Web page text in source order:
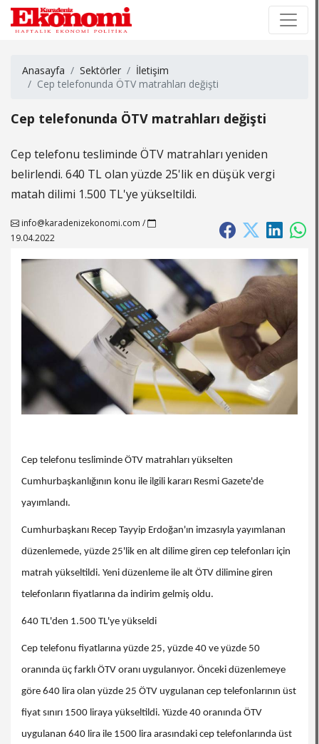
Anasayfa Sektörler
İletişim
Cep telefonunda ÖTV matrahları değişti
Cep telefonunda ÖTV matrahları değişti
Cep telefonu tesliminde ÖTV matrahları yeniden
belirlendi. 640 TL olan yüzde 25'lik en düşük vergi
matah dilimi 1.500 TL'ye yükseltildi.
info@karadenizekonomi.com /
19.04.2022
Cep telefonu tesliminde ÖTV matrahları yükselten
Cumhurbaşkanlığının konu ile ilgili kararı Resmi Gazete'de
yayımlandı.
Cumhurbaşkanı Recep Tayyip Erdoğan'ın imzasıyla yayımlanan
düzenlemede, yüzde 25'lik en alt dilime giren cep telefonları için
matrah yükseltildi. Yeni düzenleme ile alt ÖTV dilimine giren
telefonların fiyatlarına da indirim gelmiş oldu.
640 TL'den 1.500 TL'ye yükseldi
Cep telefonu fiyatlarına yüzde 25, yüzde 40 ve yüzde 50
oranında üç farklı ÖTV oranı uygulanıyor. Önceki düzenlemeye
göre 640 lira olan yüzde 25 ÖTV uygulanan cep telefonlarının üst
fiyat sınırı 1500 liraya yükseltildi. Yüzde 40 oranında ÖTV
uygulanan 640 lira ile 1500 lira arasındaki cep telefonlarında üst
×
×